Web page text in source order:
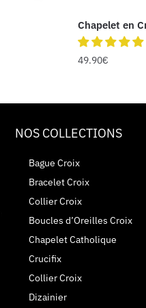
Chapelet en
49.90€
NOS COLLECTIONS
Bague Croix
Bracelet Croix
Collier Croix
Boucles d’Oreilles Croix
Chapelet Catholique
Crucifix
Collier Croix
Dizainier